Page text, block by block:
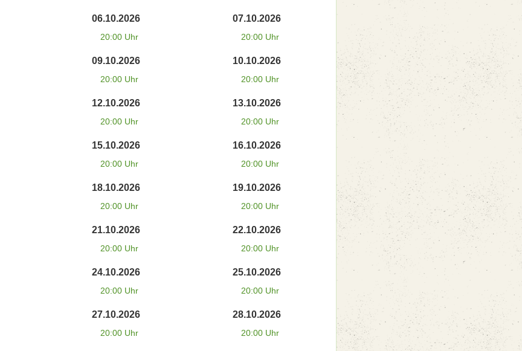
06.10.2026
20:00 Uhr
07.10.2026
20:00 Uhr
09.10.2026
20:00 Uhr
10.10.2026
20:00 Uhr
12.10.2026
20:00 Uhr
13.10.2026
20:00 Uhr
15.10.2026
20:00 Uhr
16.10.2026
20:00 Uhr
18.10.2026
20:00 Uhr
19.10.2026
20:00 Uhr
21.10.2026
20:00 Uhr
22.10.2026
20:00 Uhr
24.10.2026
20:00 Uhr
25.10.2026
20:00 Uhr
27.10.2026
20:00 Uhr
28.10.2026
20:00 Uhr